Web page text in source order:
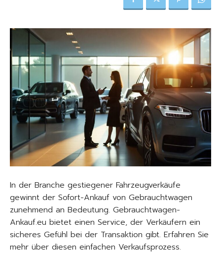
In der Branche gestiegener Fahrzeugverkäufe
gewinnt der Sofort-Ankauf von Gebrauchtwagen
zunehmend an Bedeutung. Gebrauchtwagen-
Ankauf.eu bietet einen Service, der Verkäufern ein
sicheres Gefühl bei der Transaktion gibt. Erfahren Sie
mehr über diesen einfachen Verkaufsprozess.